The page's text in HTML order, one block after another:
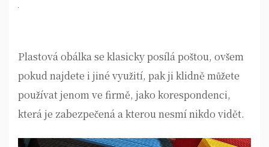
Plastová obálka se klasicky posílá poštou, ovšem
pokud najdete i jiné využití, pak ji klidně můžete
používat jenom ve firmě, jako korespondenci,
která je zabezpečená a kterou nesmí nikdo vidět.